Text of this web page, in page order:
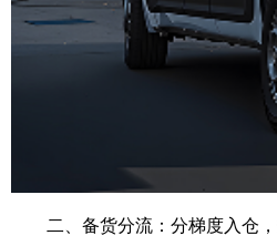
二、备货分流：分梯度入仓，